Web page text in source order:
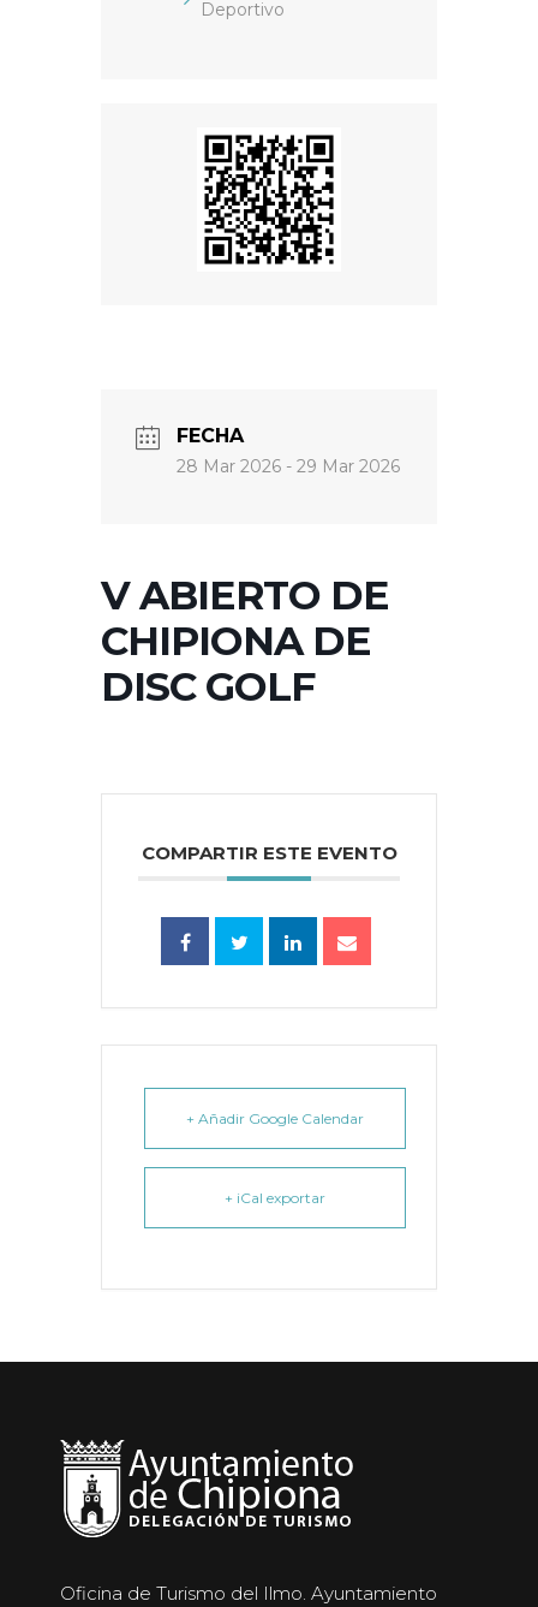
Deportivo
FECHA
28 Mar 2026 - 29 Mar 2026
V ABIERTO DE
CHIPIONA DE
DISC GOLF
COMPARTIR ESTE EVENTO
+ Añadir Google Calendar
+ iCal exportar
Oficina de Turismo del Ilmo. Ayuntamiento